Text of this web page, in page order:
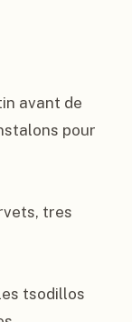
avant de
pour
tres
tsodillos